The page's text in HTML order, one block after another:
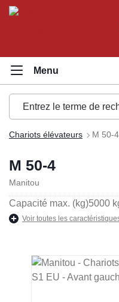
principal
Chariots élévateurs M 50-4
M 50-4
Manitou
Capacité max. (kg)5000
Voir toutes les
Ignorer la galerie